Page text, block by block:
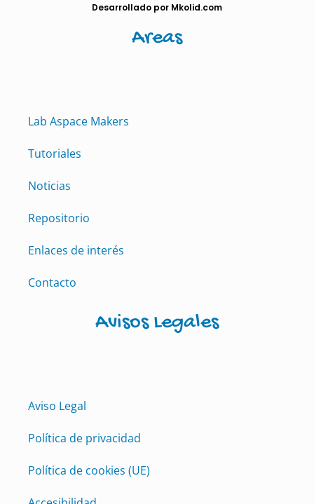
Desarrollado por Mkolid.com
Areas
Lab Aspace Makers
Tutoriales
Noticias
Repositorio
Enlaces de interés
Contacto
Avisos Legales
Aviso Legal
Política de privacidad
Política de cookies (UE)